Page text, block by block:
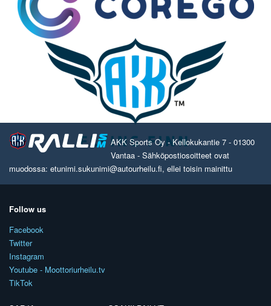
muodossa: etunimi.sukunimi@autourheilu.fi, ellei toisin mainittu
Follow us